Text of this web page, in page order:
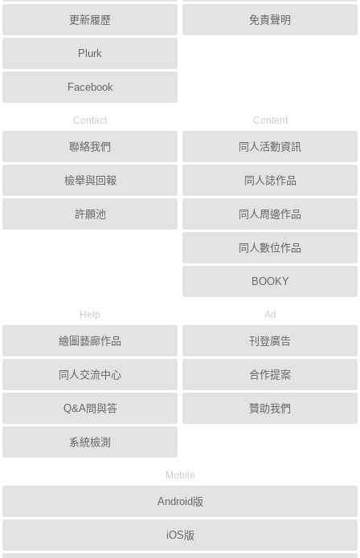
更新履歷
Plurk
Facebook
免責聲明
Contact
聯絡我們
檢舉與回報
許願池
Content
同人活動資訊
同人誌作品
同人周邊作品
同人數位作品
BOOKY
Help
繪圖藝廊作品
同人交流中心
Q&A問與答
系統檢測
Ad
刊登廣告
合作提案
贊助我們
Mobile
Android版
iOS版